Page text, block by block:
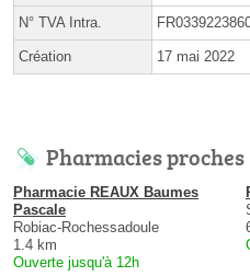
N° TVA Intra.
Création 17 mai 2022
Pharmacies proches
Pharmacie REAUX Baumes
Pascale
Robiac-Rochessadoule
1.4 km
Ouverte jusqu'à 12h